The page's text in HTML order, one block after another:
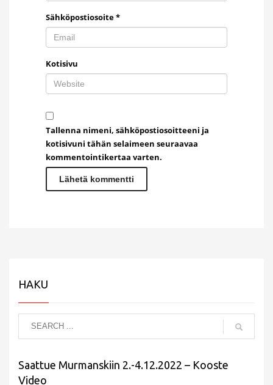
Sähköpostiosoite*
Kotisivu
Tallenna nimeni, sähköpostiosoitteeni ja
kotisivuni tähän selaimeen seuraavaa
kommentointikertaa varten.
HAKU
Saattue Murmanskiin 2.-4.12.2022 – Kooste
Video